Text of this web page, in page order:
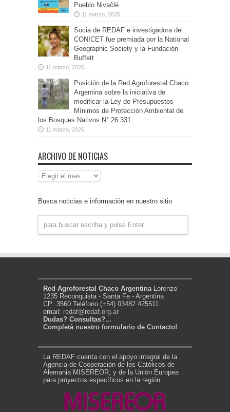
Pueblo Nivaĉlé.
11 marzo, 2026
Socia de REDAF e investigadora del
CONICET fue premiada por la National
Geographic Society y la Fundación
Buffett
11 marzo, 2026
Posición de la Red Agroforestal Chaco
Argentina sobre la iniciativa de
modificar la Ley de Presupuestos
Mínimos de Protección Ambiental de
los Bosques Nativos N° 26.331
11 marzo, 2026
ARCHIVO DE NOTICIAS
Archivo
de
Busca noticias e información en nuestro sitio
Red Agroforestal Chaco Argentina Lorenzo
1235 Reconquista - Santa Fe - Argentina
CP: 3560 Teléfono (+54) 03482 425511
email: redaf@redaf.org.ar
Dudas? Consultas?...
Completá nuestro formulario de Contacto!
La REDAF cuenta con el apoyo integral de la
Agencia de Cooperación de los Católicos de
Alemania MISEREOR, y de la Unión Europea
para proyectos específicos en la región.